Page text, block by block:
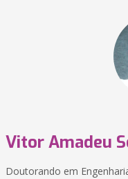
Vitor Amadeu
Doutorando em